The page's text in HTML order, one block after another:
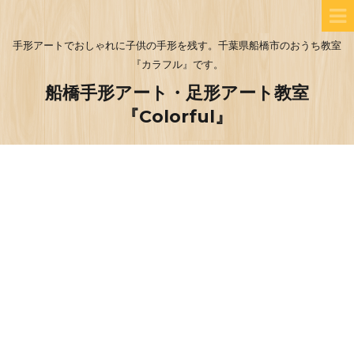
手形アートでおしゃれに子供の手形を残す。千葉県船橋市のおうち教室
『カラフル』です。
船橋手形アート・足形アート教室
『Colorful』